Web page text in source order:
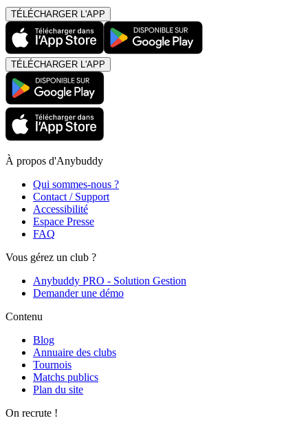
TÉLÉCHARGER L'APP
TÉLÉCHARGER L'APP
À propos d'Anybuddy
Qui sommes-nous ?
Contact / Support
Accessibilité
Espace Presse
FAQ
Vous gérez un club ?
Anybuddy PRO - Solution Gestion
Demander une démo
Contenu
Blog
Annuaire des clubs
Tournois
Matchs publics
Plan du site
On recrute !